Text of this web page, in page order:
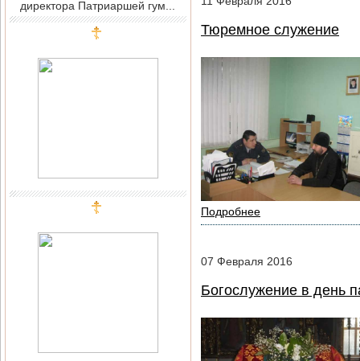
директора Патриаршей гум...
Тюремное служение
Подробнее
07 Февраля 2016
Богослужение в день